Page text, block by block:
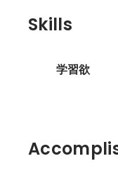
Skills
学習欲